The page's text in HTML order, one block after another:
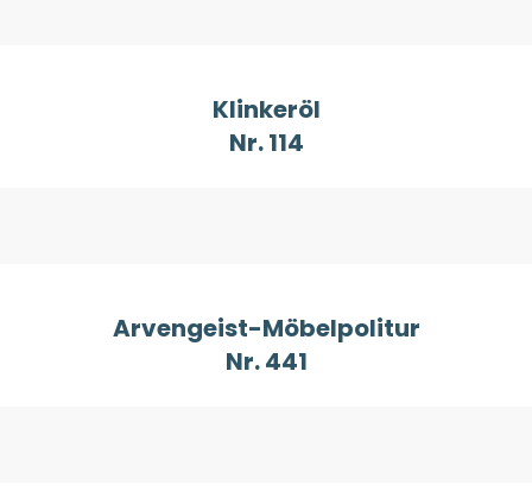
Klinkeröl
Nr. 114
Arvengeist-Möbelpolitur
Nr. 441